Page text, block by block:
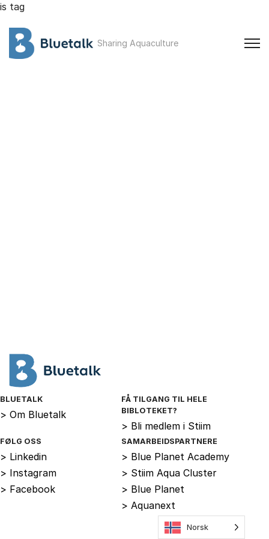
is tag
Sharing Aquaculture
BLUETALK
> Om Bluetalk
FÅ TILGANG TIL HELE
BIBLOTEKET?
> Bli medlem i Stiim
FØLG OSS
> Linkedin
> Instagram
> Facebook
SAMARBEIDSPARTNERE
> Blue Planet Academy
> Stiim Aqua Cluster
> Blue Planet
> Aquanext
Norsk